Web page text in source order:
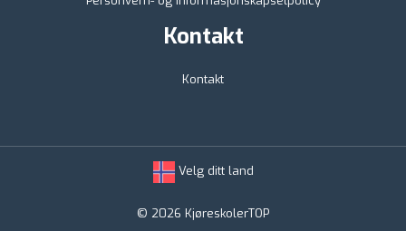
Kontakt
Kontakt
Velg ditt land
© 2026 KjøreskolerTOP